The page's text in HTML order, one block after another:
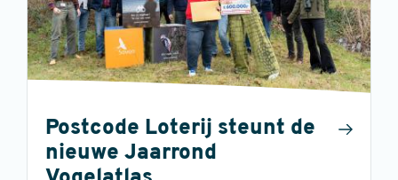
Postcode Loterij steunt de
nieuwe Jaarrond